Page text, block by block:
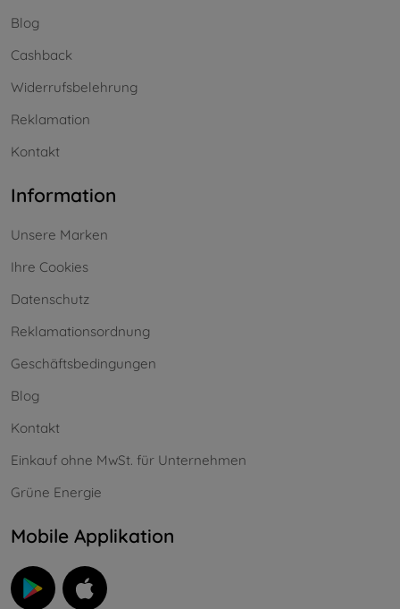
Blog
Cashback
Widerrufsbelehrung
Reklamation
Kontakt
Information
Unsere Marken
Ihre Cookies
Datenschutz
Reklamationsordnung
Geschäftsbedingungen
Blog
Kontakt
Einkauf ohne MwSt. für Unternehmen
Grüne Energie
Mobile Applikation